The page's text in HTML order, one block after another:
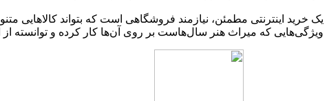
یک خرید اینترنتی مطمئن، نیازمند فروشگاهی است که بتواند
ویژگی‌هایی که میراث هنر سال‌هاست بر روی آن‌ها کار کرده و توانسته